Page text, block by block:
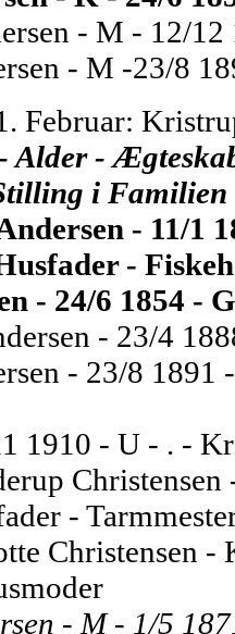
- M - 12/
- M -23/8
Februar:
Alder -
i Familien
- 11/1
-
- 24/6 1854 -
- 23/4
- 23/8
1910 - U - . -
-
Christensen
- M - 1/5